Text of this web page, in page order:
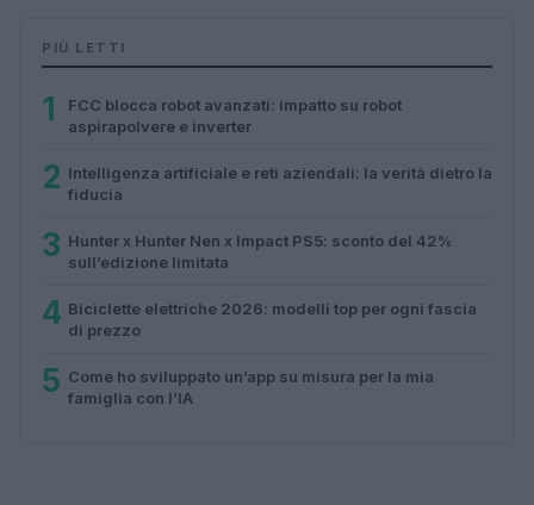
PIÙ LETTI
1
FCC blocca robot avanzati: impatto su robot
aspirapolvere e inverter
2 Intelligenza artificiale e reti aziendali: la verità dietro la
fiducia
3 Hunter x Hunter Nen x Impact PS5: sconto del 42%
sull’edizione limitata
4 Biciclette elettriche 2026: modelli top per ogni fascia
di prezzo
5 Come ho sviluppato un’app su misura per la mia
famiglia con l’IA